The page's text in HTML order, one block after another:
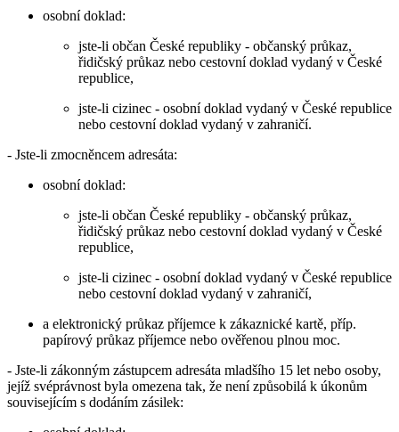
osobní doklad:
jste-li občan České republiky - občanský průkaz,
řidičský průkaz nebo cestovní doklad vydaný v České
republice,
jste-li cizinec - osobní doklad vydaný v České republice
nebo cestovní doklad vydaný v zahraničí.
- Jste-li zmocněncem adresáta:
osobní doklad:
jste-li občan České republiky - občanský průkaz,
řidičský průkaz nebo cestovní doklad vydaný v České
republice,
jste-li cizinec - osobní doklad vydaný v České republice
nebo cestovní doklad vydaný v zahraničí,
a elektronický průkaz příjemce k zákaznické kartě, příp.
papírový průkaz příjemce nebo ověřenou plnou moc.
- Jste-li zákonným zástupcem adresáta mladšího 15 let nebo osoby,
jejíž svéprávnost byla omezena tak, že není způsobilá k úkonům
souvisejícím s dodáním zásilek: